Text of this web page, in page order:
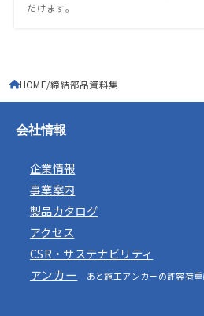
だけます。
HOME 締結部品資料集
会社情報
企業情報
事業案内
製品カタログ
アクセス
CSR・サステナビリティ
アンカー
あと施工アンカーの許容荷